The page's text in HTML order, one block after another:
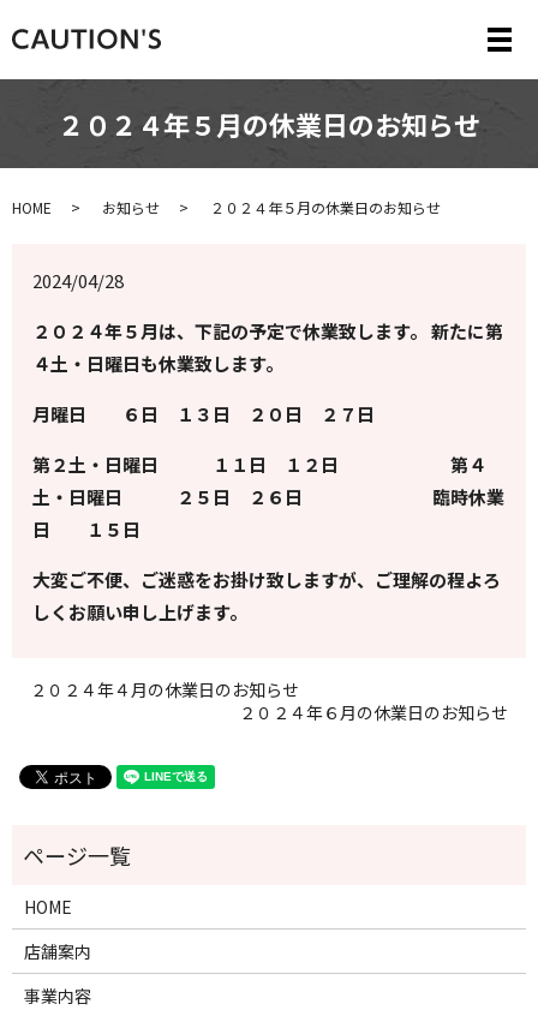
メ
２０２４年５月の休業日のお知らせ
HOME お知らせ ２０２４年５月の休業日のお知らせ
2024/04/28
２０２４年５月は、下記の予定で休業致します。 新たに第
４土・日曜日も休業致します。
月曜日 ６日 １３日 ２０日 ２７日
第２土・日曜日 １１日 １２日 第４
土・日曜日 ２５日 ２６日 臨時休業
日 １５日
大変ご不便、ご迷惑をお掛け致しますが、ご理解の程よろ
しくお願い申し上げます。
２０２４年４月の休業日のお知らせ
２０２４年６月の休業日のお知らせ
HOME
店舗案内
事業内容